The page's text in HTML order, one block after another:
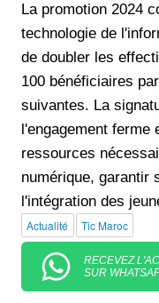
La promotion 2024
technologie de
de doubler les
100 bénéficiaires
suivantes. La
l'engagement ferme
ressources
numérique, garantir
l'intégration des
Actualité Tic Maroc
RECEVEZ
SUR